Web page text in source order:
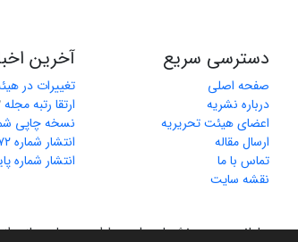
دسترسی سریع
صفحه اصلی
درباره نشریه
اعضای هیئت تحریریه
ارسال مقاله
تماس با ما
نقشه سایت
آخرین
تغییرات در
ارتقا رتبه مجله
نسخه چاپی
انتشار شماره ۷۲
انتشار شماره
سامانه مدیریت نشریات علمی.طراحی و پیاده سازی از